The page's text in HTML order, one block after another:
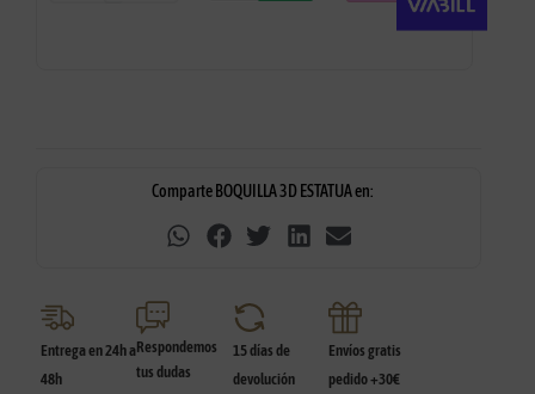
Entrega en 24h a
48h
Respondemos
tus dudas
15 días de
devolución
Envíos gratis
pedido +30€
Comparte BOQUILLA 3D ESTATUA en: